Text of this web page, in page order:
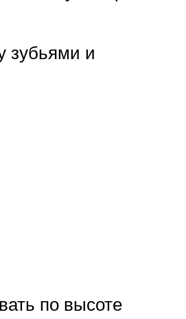
зубьями и
по высоте